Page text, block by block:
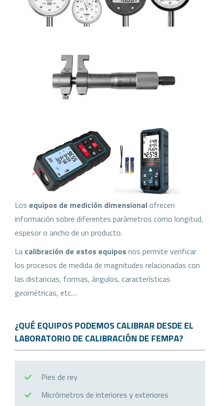
Los equipos de medición dimensionalofrecen
información sobre diferentes parámetros como longitud,
espesor o ancho de un producto.
La calibración de estos equiposnos permite verificar
los procesos de medida de magnitudes relacionadas con
las distancias, formas, ángulos, características
geométricas, etc…
¿QUÉ EQUIPOS PODEMOS CALIBRAR DESDE EL
LABORATORIO DE CALIBRACIÓN DE FEMPA?
Pies de rey
Micrómetros de interiores y exteriores